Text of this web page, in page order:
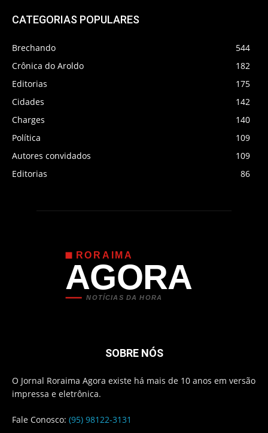
CATEGORIAS POPULARES
Brechando
544
Crônica do Aroldo
182
Editorias
175
Cidades
142
Charges
140
Política
109
Autores convidados
109
Editorias
86
RORAIMA
AGORA
NOTÍCIAS DA HORA
SOBRE NÓS
O Jornal Roraima Agora existe há mais de 10 anos em versão
impressa e eletrônica.
Fale Conosco: (95) 98122-3131